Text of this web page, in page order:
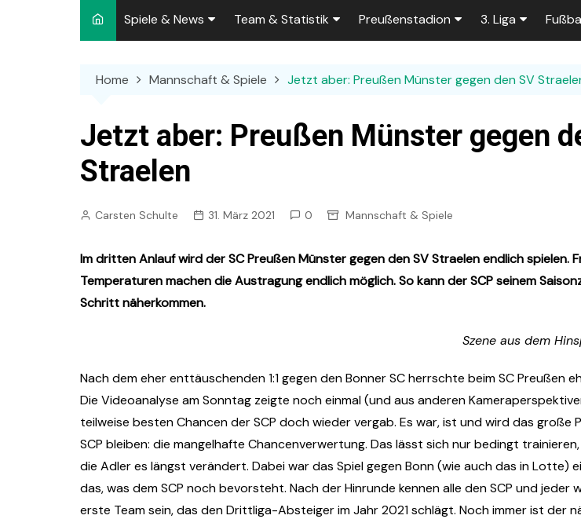
Spiele & News
Team-News
Punktspiele
Testspiele
Archiv
Spielplan 2025/2026
Team & Statistik
Sperren und Ausfälle
Zuschauer-Statistik
Ewige Tabellen
DFB-Strafen
Preußenstadion
Fragen und Antworten
Stadionumbau ab 2025
Das aktuelle
Zuschauerkapazität
3. Liga
Spielplan
Aktuelle Serien
Zuschauer-
Home Mannschaft & Spiele Jetzt aber: Preußen Münster gegen den SV
Jetzt aber: Preußen Münster gegen
Straelen
Carsten Schulte 31. März 2021 0 Mannschaft & Spiele
Im dritten Anlauf wird der SC Preußen Münster gegen den SV Straelen endlich spielen.
Temperaturen machen die Austragung endlich möglich. So kann der SCP seinem
Schritt näherkommen.
Szene aus dem
Nach dem eher enttäuschenden 1:1 gegen den Bonner SC herrschte beim SC Preußen
Die Videoanalyse am Sonntag zeigte noch einmal (und aus anderen
teilweise besten Chancen der SCP doch wieder vergab. Es war, ist und wird das große
SCP bleiben: die mangelhafte Chancenverwertung. Das lässt sich nur bedingt
die Adler es längst verändert. Dabei war das Spiel gegen Bonn (wie auch das in Lotte)
das, was dem SCP noch bevorsteht. Nach der Hinrunde kennen alle den SCP und jeder
erste Team sein, das den Drittliga-Absteiger im Jahr 2021 schlägt. Noch immer ist der